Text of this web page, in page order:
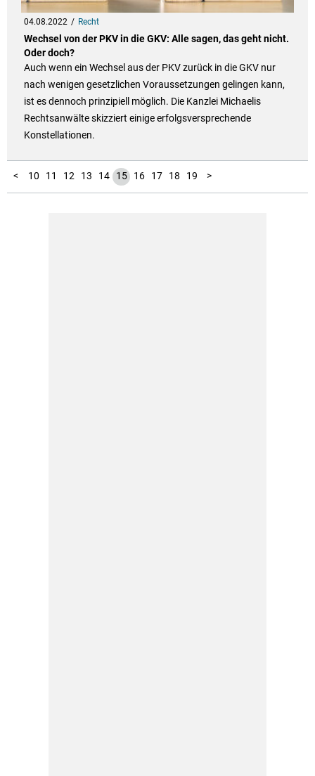
04.08.2022 Recht
Wechsel von der PKV in die GKV: Alle sagen, das geht nicht.
Oder doch?
Auch wenn ein Wechsel aus der PKV zurück in die GKV nur
nach wenigen gesetzlichen Voraussetzungen gelingen kann,
ist es dennoch prinzipiell möglich. Die Kanzlei Michaelis
Rechtsanwälte skizziert einige erfolgsversprechende
Konstellationen.
<
1
2
3
4
5
6
7
8
9 10 11 12 13 14 15 16 17 18 19
20
21
22
23
24
25 >